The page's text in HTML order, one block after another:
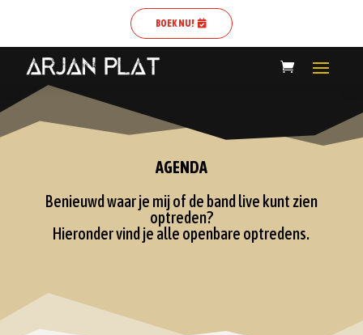
BOEK NU!
AGENDA
Benieuwd waar je mij of de band live kunt zien
optreden?
Hieronder vind je alle openbare optredens.